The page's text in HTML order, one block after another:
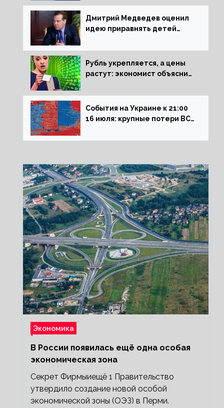
Дмитрий Медведев оценил
идею приравнять детей
Рубль укрепляется, а цены
растут: экономист объяснил
на рынок РФ
События на Украине к 21:00
16 июля: крупные потери ВСУ
обстреливает Донбасс из
Экономика
В России появилась ещё одна особая
экономическая зона
Секрет Фирмыиещё 1 Правительство
утвердило создание новой особой
экономической зоны (ОЭЗ) в Перми.